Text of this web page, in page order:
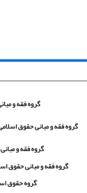
گروه فقه و
گروه فقه و مبانی حقوق
گروه فقه و
گروه فقه و مبانی حقوق
گروه حقوق